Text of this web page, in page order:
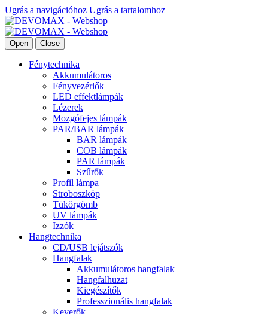
Ugrás a navigációhoz Ugrás a tartalomhoz
Open Close
Fénytechnika
Akkumulátoros
Fényvezérlők
LED effektlámpák
Lézerek
Mozgófejes lámpák
PAR/BAR lámpák
BAR lámpák
COB lámpák
PAR lámpák
Szűrők
Profil lámpa
Stroboszkóp
Tükörgömb
UV lámpák
Izzók
Hangtechnika
CD/USB lejátszók
Hangfalak
Akkumulátoros hangfalak
Hangfalhuzat
Kiegészítők
Professzionális hangfalak
Keverők